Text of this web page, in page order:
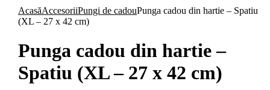
AcasăAccesoriiPungi de cadouPunga cadou din hartie – Spatiu
(XL – 27 x 42 cm)
Punga cadou din hartie –
Spatiu (XL – 27 x 42 cm)